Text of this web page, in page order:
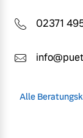
02371
Alle